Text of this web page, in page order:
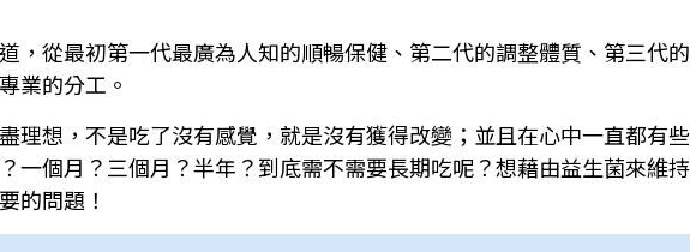
，從最初第一代最廣為人知的順暢保健、第二代的調整體質、第三代
業的分工。
理想，不是吃了沒有感覺，就是沒有獲得改變；並且在心中一直都有
一個月？三個月？半年？到底需不需要長期吃呢？想藉由益生菌來維
的問題！